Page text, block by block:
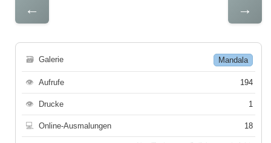
← →
🗃 Galerie Mandala
👁 Aufrufe 194
👁 Drucke 1
💻 Online-Ausmalungen 18